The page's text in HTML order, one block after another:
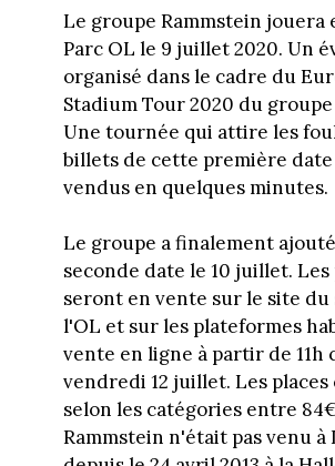
Le groupe Rammstein jouera
Parc OL le 9 juillet 2020. Un
organisé dans le cadre du
Stadium Tour 2020 du
Une tournée qui attire les
billets de cette première
vendus en quelques minutes.
Le groupe a finalement
seconde date le 10 juillet. Les
seront en vente sur le site du
l'OL et sur les plateformes
vente en ligne à partir de 11h
vendredi 12 juillet. Les
selon les catégories entre
Rammstein n'était pas venu à